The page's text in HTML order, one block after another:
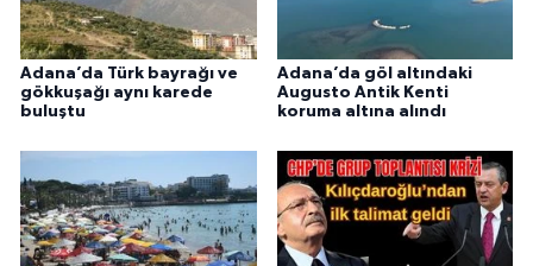
Adana’da Türk bayrağı ve
gökkuşağı aynı karede
buluştu
Adana’da göl altındaki
Augusto Antik Kenti
koruma altına alındı